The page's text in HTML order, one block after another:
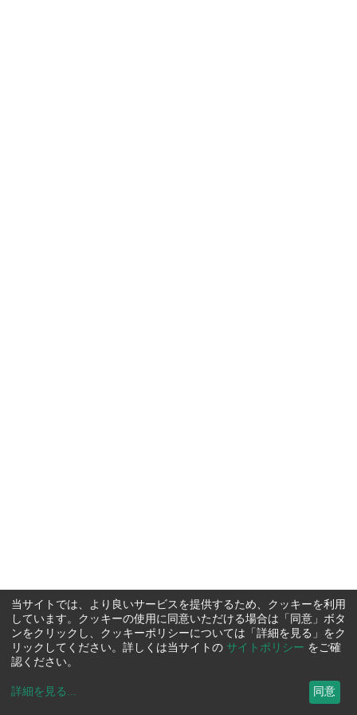
当サイトでは、より良いサービスを提供するため、クッキーを利用
しています。クッキーの使用に同意いただける場合は「同意」ボタ
ンをクリックし、クッキーポリシーについては「詳細を見る」をク
リックしてください。詳しくは当サイトの サイトポリシー をご確
認ください。
詳細を見る ... 同意